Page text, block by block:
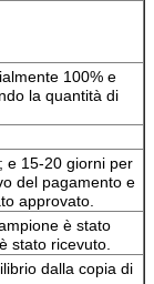
100% e
la quantità di
e 15-20 giorni per
del pagamento e
approvato.
è stato
stato ricevuto.
dalla copia di